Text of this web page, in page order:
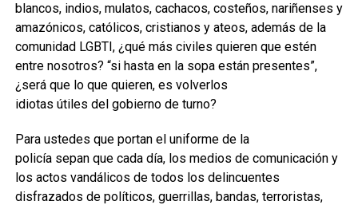
blancos, indios, mulatos, cachacos, costeños, nariñenses y
amazónicos, católicos, cristianos y ateos, además de la
comunidad LGBTI, ¿quémás civiles quieren que estén
entre nosotros? “si hasta en la sopa están presentes”,
¿será que lo que quieren,es volverlos
idiotas útiles del gobierno de turno?
Para ustedes que portan el uniforme de la
policía sepanque cada día,los medios de comunicación y
los actos vandálicos de todos los delincuentes
disfrazados de políticos, guerrillas, bandas, terroristas,